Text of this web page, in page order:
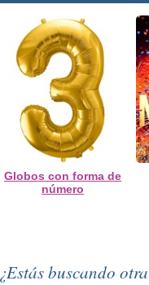
Globos con forma de
número
¿Estás buscando